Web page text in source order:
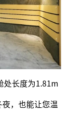
处长度为1.81m
，也能让您温